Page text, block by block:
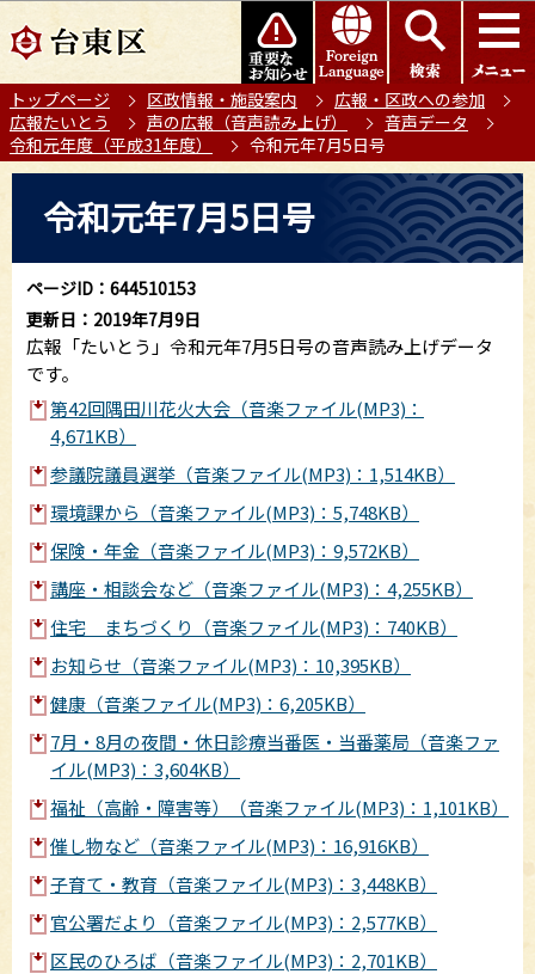
の
ー
ジ
の
このページの本文へ移動
トップページ 区政情報・施設案内
広報・区政への参加
広報たいとう
声の広報（音声読み上げ）
音声データ
令和元年度（平成31年度）
令和元年7月5日号
か
ら
令和元年7月5日号
ページID：644510153
更新日：2019年7月9日
広報「たいとう」令和元年7月5日号の音声読み上げデータ
です。
第42回隅田川花火大会（音楽ファイル(MP3)：
4,671KB）
参議院議員選挙（音楽ファイル(MP3)：1,514KB）
環境課から（音楽ファイル(MP3)：5,748KB）
保険・年金（音楽ファイル(MP3)：9,572KB）
講座・相談会など（音楽ファイル(MP3)：4,255KB）
住宅 まちづくり（音楽ファイル(MP3)：740KB）
お知らせ（音楽ファイル(MP3)：10,395KB）
健康（音楽ファイル(MP3)：6,205KB）
7月・8月の夜間・休日診療当番医・当番薬局（音楽ファ
イル(MP3)：3,604KB）
福祉（高齢・障害等）（音楽ファイル(MP3)：1,101KB）
催し物など（音楽ファイル(MP3)：16,916KB）
子育て・教育（音楽ファイル(MP3)：3,448KB）
官公署だより（音楽ファイル(MP3)：2,577KB）
区民のひろば（音楽ファイル(MP3)：2,701KB）